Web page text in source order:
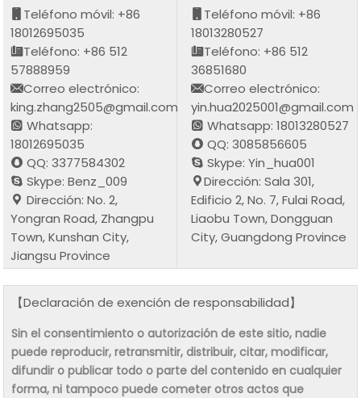
Teléfono móvil: +86
18012695035
Teléfono: +86 512
57888959
Correo electrónico:
king.zhang2505@gmail.com
Whatsapp:
18012695035
QQ: 3377584302
Skype: Benz_009
Dirección: No. 2,
Yongran Road, Zhangpu
Town, Kunshan City,
Jiangsu Province
Teléfono móvil: +86
18013280527
Teléfono: +86 512
36851680
Correo electrónico:
yin.hua2025001@gmail.com
Whatsapp: 18013280527
QQ: 3085856605
Skype: Yin_hua001
Dirección: Sala 301,
Edificio 2, No. 7, Fulai Road,
Liaobu Town, Dongguan
City, Guangdong Province
【Declaración de exención de responsabilidad】
Sin el consentimiento o autorización de este sitio, nadie
puede reproducir, retransmitir, distribuir, citar, modificar,
difundir o publicar todo o parte del contenido en cualquier
forma, ni tampoco puede cometer otros actos que